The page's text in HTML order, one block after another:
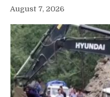
August 7, 2026